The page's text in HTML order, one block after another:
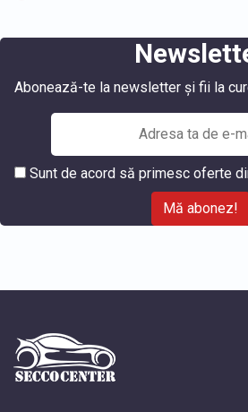
Abonează-te la newsletter și fii la
Sunt de acord să primesc oferte
Mă abonez!